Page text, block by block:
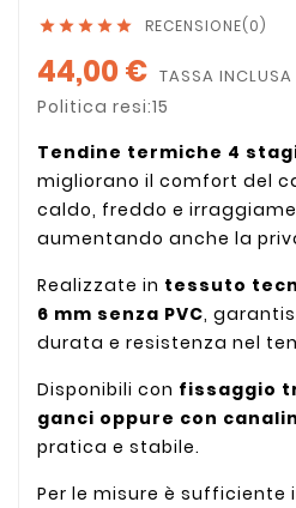
     RECENSIONE(0)
44,00 € TASSA INCLUSA
Politica resi:15
Tendine termiche 4
migliorano il comfort del
caldo, freddo e
aumentando anche la
Realizzate in tessuto
6 mm senza PVC,
durata e resistenza nel
Disponibili con fissaggio
ganci oppure con
pratica e stabile.
Per le misure è sufficiente